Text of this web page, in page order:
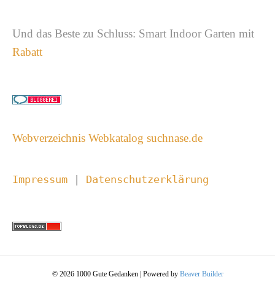
Und das Beste zu Schluss: Smart Indoor Garten mit
Rabatt
Webverzeichnis Webkatalog suchnase.de
Impressum Datenschutzerklärung
© 2026 1000 Gute Gedanken Powered by Beaver Builder